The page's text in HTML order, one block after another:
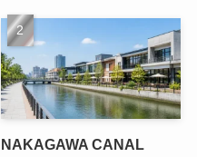
NAKAGAWA CANAL